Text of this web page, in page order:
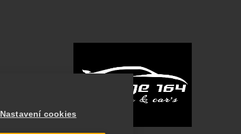
Nastavení cookies